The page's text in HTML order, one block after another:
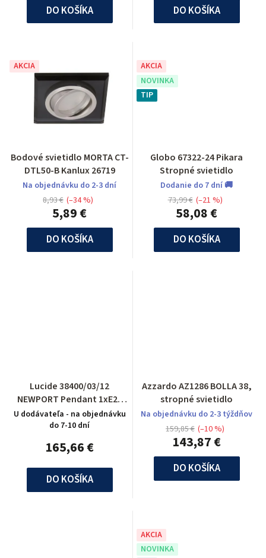
DO KOŠÍKA DO KOŠÍKA
AKCIA
Bodové svietidlo MORTA CT-
DTL50-B Kanlux 26719
Na objednávku do 2-3 dní
5,89 €
8,93 € (–34 %)
DO KOŠÍKA
AKCIA
NOVINKA
TIP
Globo 67322-24 Pikara
Stropné svietidlo
Dodanie do 7 dní 🚚
58,08 €
73,99 € (–21 %)
DO KOŠÍKA
Lucide 38400/03/12
NEWPORT Pendant 1xE27
H120 L80cm Silver
U dodávateľa - na objednávku
do 7-10 dní
165,66 €
DO KOŠÍKA
Azzardo AZ1286 BOLLA 38,
stropné svietidlo
Na objednávku do 2-3 týždňov
143,87 €
159,85 € (–10 %)
DO KOŠÍKA
AKCIA
NOVINKA